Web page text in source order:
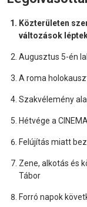
Közterületen
változások
Augusztus 5-én
A roma
Szakvélemény
Hétvége a
Felújítás miatt
Zene, alkotás és
Tábor
Forró napok